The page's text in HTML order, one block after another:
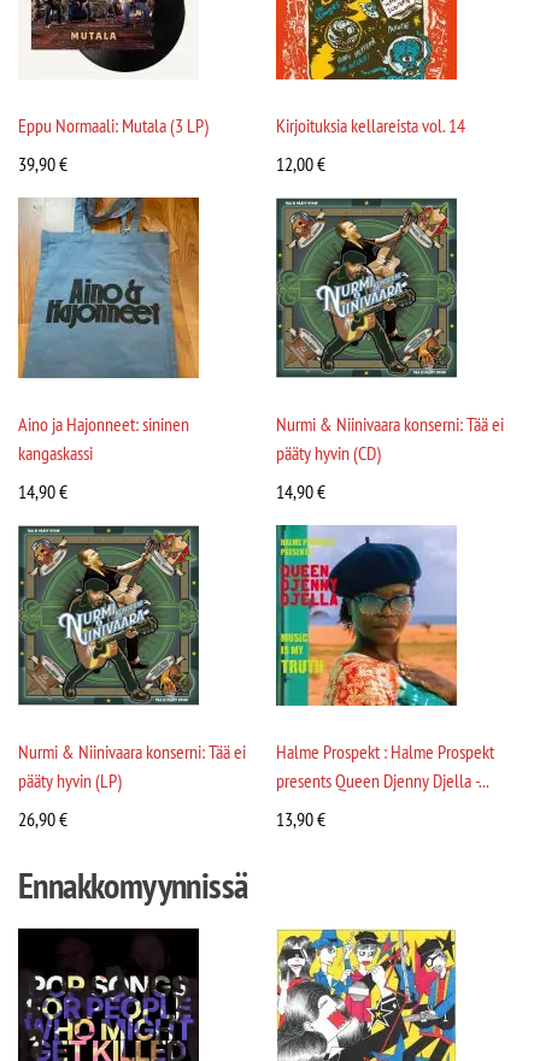
Eppu Normaali: Mutala (3 LP)
39,90€
Kirjoituksia kellareista vol. 14
12,00€
Aino ja Hajonneet: sininen
kangaskassi
14,90€
Nurmi & Niinivaara konserni: Tää ei
pääty hyvin (CD)
14,90€
Nurmi & Niinivaara konserni: Tää ei
pääty hyvin (LP)
26,90€
Halme Prospekt : Halme Prospekt
presents Queen Djenny Djella -...
13,90€
Ennakkomyynnissä